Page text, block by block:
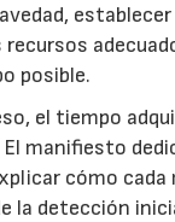
posible.
el tiempo
manifiesto
cómo
la detección